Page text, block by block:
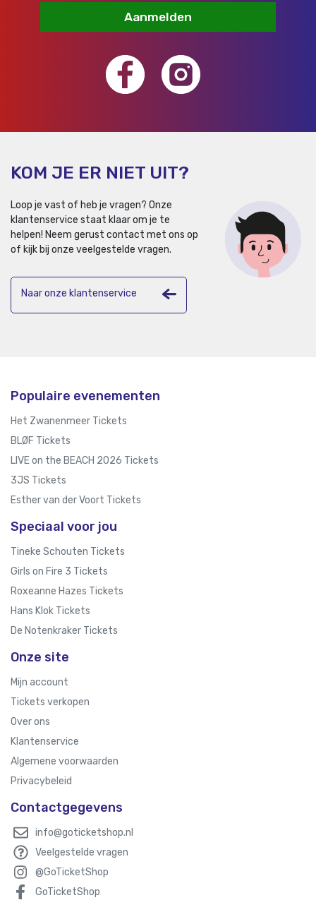
Aanmelden
KOM JE ER NIET UIT?
Loop je vast of heb je vragen? Onze
klantenservice staat klaar om je te
helpen! Neem gerust contact met ons op
of kijk bij onze veelgestelde vragen.
Naar onze klantenservice
Populaire evenementen
Het Zwanenmeer Tickets
BLØF Tickets
LIVE on the BEACH 2026 Tickets
3JS Tickets
Esther van der Voort Tickets
Speciaal voor jou
Tineke Schouten Tickets
Girls on Fire 3 Tickets
Roxeanne Hazes Tickets
Hans Klok Tickets
De Notenkraker Tickets
Onze site
Mijn account
Tickets verkopen
Over ons
Klantenservice
Algemene voorwaarden
Privacybeleid
Contactgegevens
info@goticketshop.nl
Veelgestelde vragen
@GoTicketShop
GoTicketShop